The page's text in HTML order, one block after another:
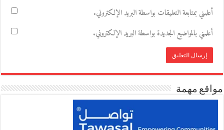
أعلمني بمتابعة التعليقات بواسطة البريد الإلكتروني.
أعلمني بالمواضيع الجديدة بواسطة البريد الإلكتروني.
مواقع مهمة